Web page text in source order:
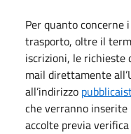
Per quanto concerne
trasporto, oltre il
iscrizioni, le richieste
mail direttamente
all’indirizzo
che verranno inserite
accolte previa